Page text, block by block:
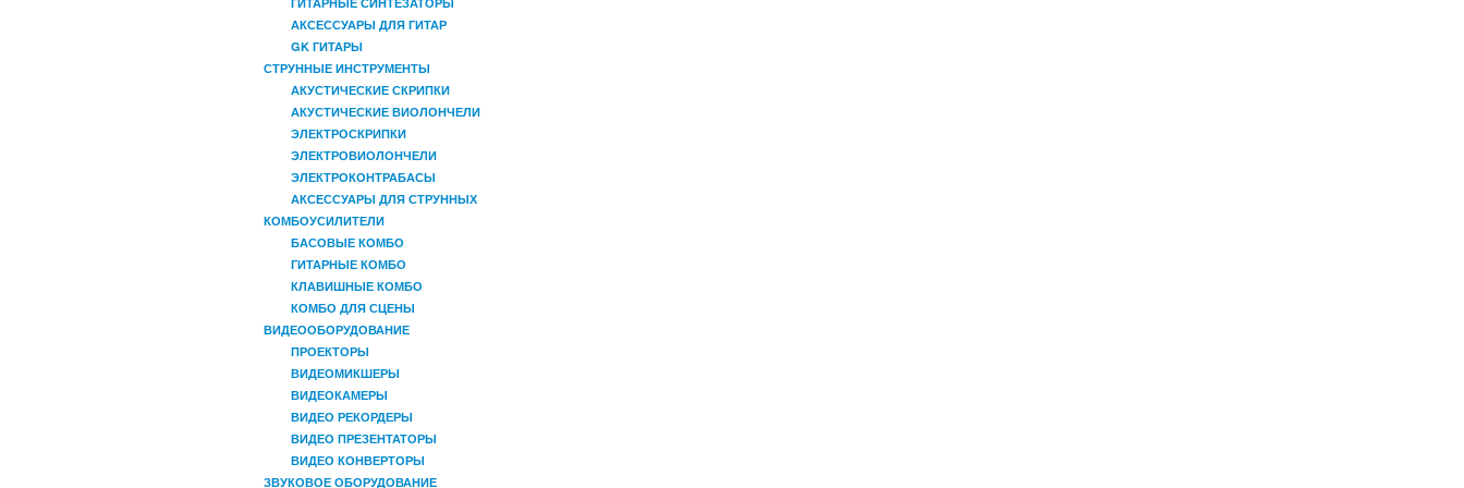
АКСЕССУАРЫ ДЛЯ ГИТАР
GK ГИТАРЫ
СТРУННЫЕ ИНСТРУМЕНТЫ
АКУСТИЧЕСКИЕ СКРИПКИ
АКУСТИЧЕСКИЕ ВИОЛОНЧЕЛИ
ЭЛЕКТРОСКРИПКИ
ЭЛЕКТРОВИОЛОНЧЕЛИ
ЭЛЕКТРОКОНТРАБАСЫ
АКСЕССУАРЫ ДЛЯ СТРУННЫХ
КОМБОУСИЛИТЕЛИ
БАСОВЫЕ КОМБО
ГИТАРНЫЕ КОМБО
КЛАВИШНЫЕ КОМБО
КОМБО ДЛЯ СЦЕНЫ
ВИДЕООБОРУДОВАНИЕ
ПРОЕКТОРЫ
ВИДЕОМИКШЕРЫ
ВИДЕОКАМЕРЫ
ВИДЕО РЕКОРДЕРЫ
ВИДЕО ПРЕЗЕНТАТОРЫ
ВИДЕО КОНВЕРТОРЫ
ЗВУКОВОЕ ОБОРУДОВАНИЕ